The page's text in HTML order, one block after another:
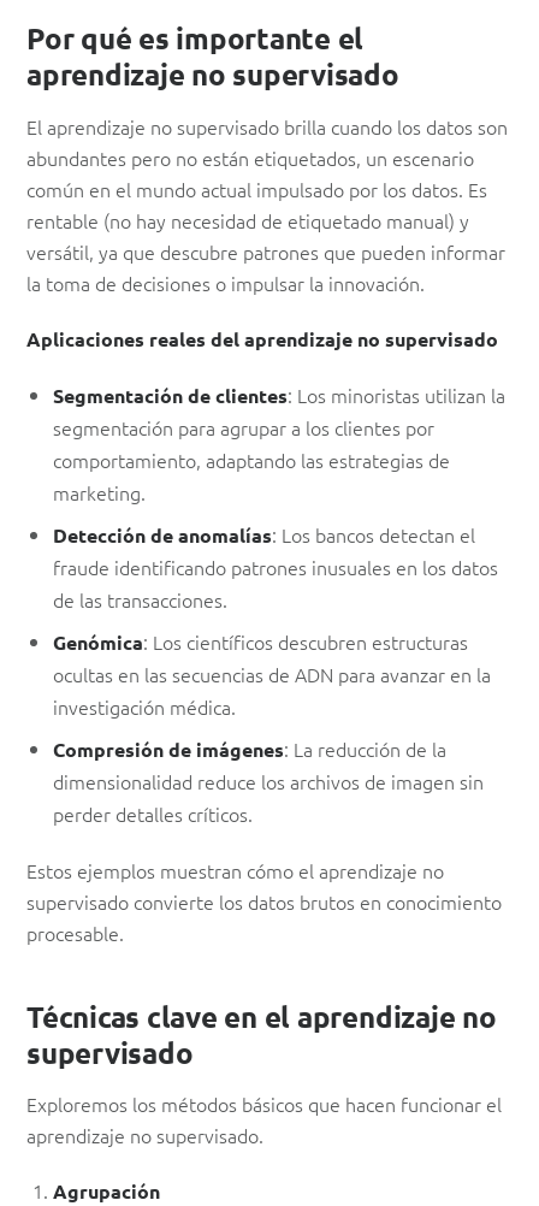
Por qué es importante el
aprendizaje no supervisado
El aprendizaje no supervisado brilla cuando los datos son
abundantes pero no están etiquetados, un escenario
común en el mundo actual impulsado por los datos. Es
rentable (no hay necesidad de etiquetado manual) y
versátil, ya que descubre patrones que pueden informar
la toma de decisiones o impulsar la innovación.
Aplicaciones reales del aprendizaje no supervisado
Segmentación de clientes: Los minoristas utilizan la
segmentación para agrupar a los clientes por
comportamiento, adaptando las estrategias de
marketing.
Detección de anomalías: Los bancos detectan el
fraude identificando patrones inusuales en los datos
de las transacciones.
Genómica: Los científicos descubren estructuras
ocultas en las secuencias de ADN para avanzar en la
investigación médica.
Compresión de imágenes: La reducción de la
dimensionalidad reduce los archivos de imagen sin
perder detalles críticos.
Estos ejemplos muestran cómo el aprendizaje no
supervisado convierte los datos brutos en conocimiento
procesable.
Técnicas clave en el aprendizaje no
supervisado
Exploremos los métodos básicos que hacen funcionar el
aprendizaje no supervisado.
Agrupación